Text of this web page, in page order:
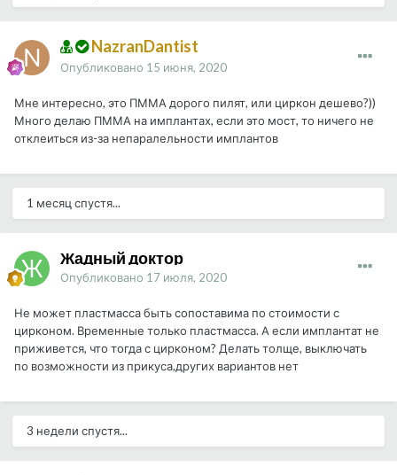
NazranDantist
Опубликовано 15 июня, 2020
Мне интересно, это ПММА дорого пилят, или циркон дешево?))
Много делаю ПММА на имплантах, если это мост, то ничего не
отклеиться из-за непаралельности имплантов
1 месяц спустя...
Жадный доктор
Опубликовано 17 июля, 2020
Не может пластмасса быть сопоставима по стоимости с
цирконом. Временные только пластмасса. А если имплантат не
приживется, что тогда с цирконом? Делать толще, выключать
по возможности из прикуса,других вариантов нет
3 недели спустя...